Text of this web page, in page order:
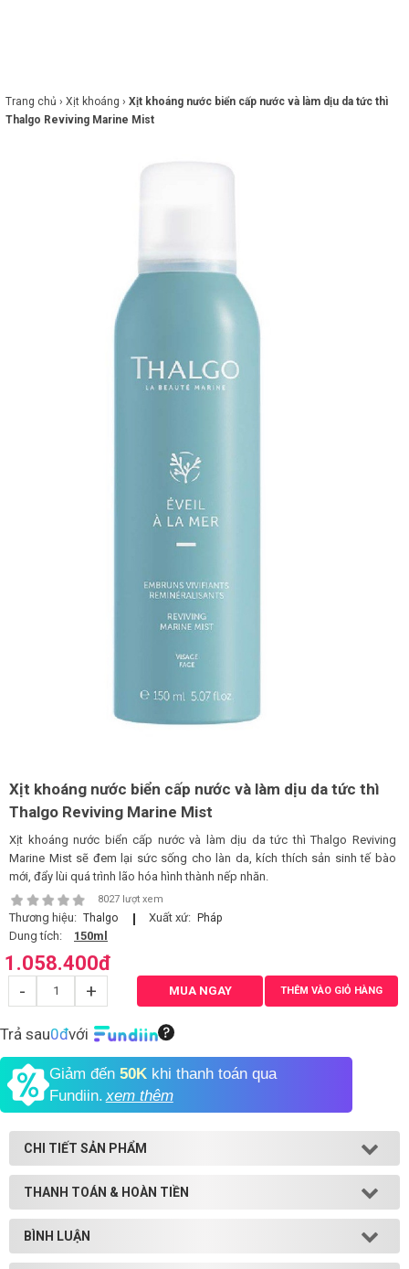
FEATURED BRAND
Shop All Brand A-
Z
Trang chủ › Xịt khoáng › Xịt khoáng nước biển cấp nước và làm dịu da tức thì
Thalgo Reviving Marine Mist
Xịt khoáng nước biển cấp nước và làm dịu da tức thì
Thalgo Reviving Marine Mist
Xịt khoáng nước biển cấp nước và làm dịu da tức thì Thalgo Reviving
Marine Mist sẽ đem lại sức sống cho làn da, kích thích sản sinh tế bào
mới, đẩy lùi quá trình lão hóa hình thành nếp nhăn.
8027 lượt xem
Thương hiệu: Thalgo Xuất xứ: Pháp
Dung tích: 150ml
1.058.400đ
- + MUA NGAY THÊM VÀO GIỎ HÀNG
Trả sau0đvới
Giảm đến 50K khi thanh toán qua
Fundiin. xem thêm
CHI TIẾT SẢN PHẨM
THANH TOÁN & HOÀN TIỀN
BÌNH LUẬN